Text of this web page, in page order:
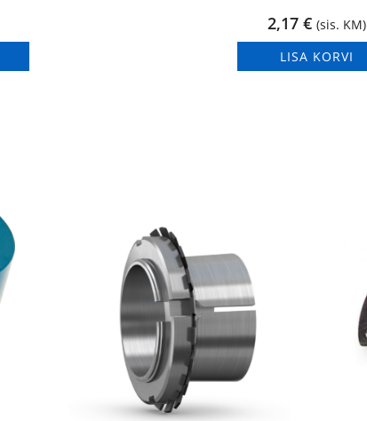
2,17€ (sis. KM)
LISA KORVI